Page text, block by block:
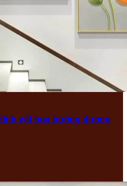
vật hoa hướng dương